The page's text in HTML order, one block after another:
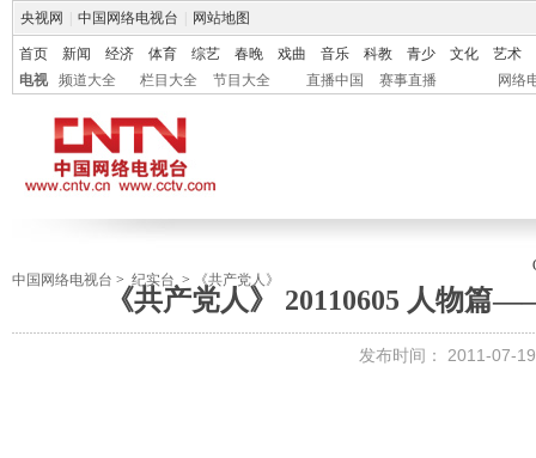
央视网 中国网络电视台 网站地图
首页 新闻 经济 体育 综艺 春晚 戏曲 音乐 科教 青少 文化
艺术
电视
频道大全 栏目大全 节目大全 直播中国 赛事直播 网络
中国网络电视台 > 纪实台 > 《共产党人》
《共产党人》 20110605 人物篇
发布时间： 2011-07-